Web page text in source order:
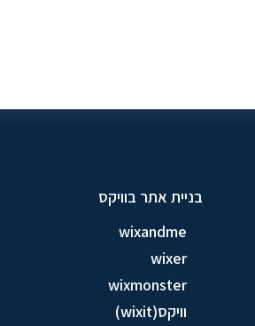
בניית אתר בוויקס
wixandme
wixer
wixmonster
וויקס(wixit)